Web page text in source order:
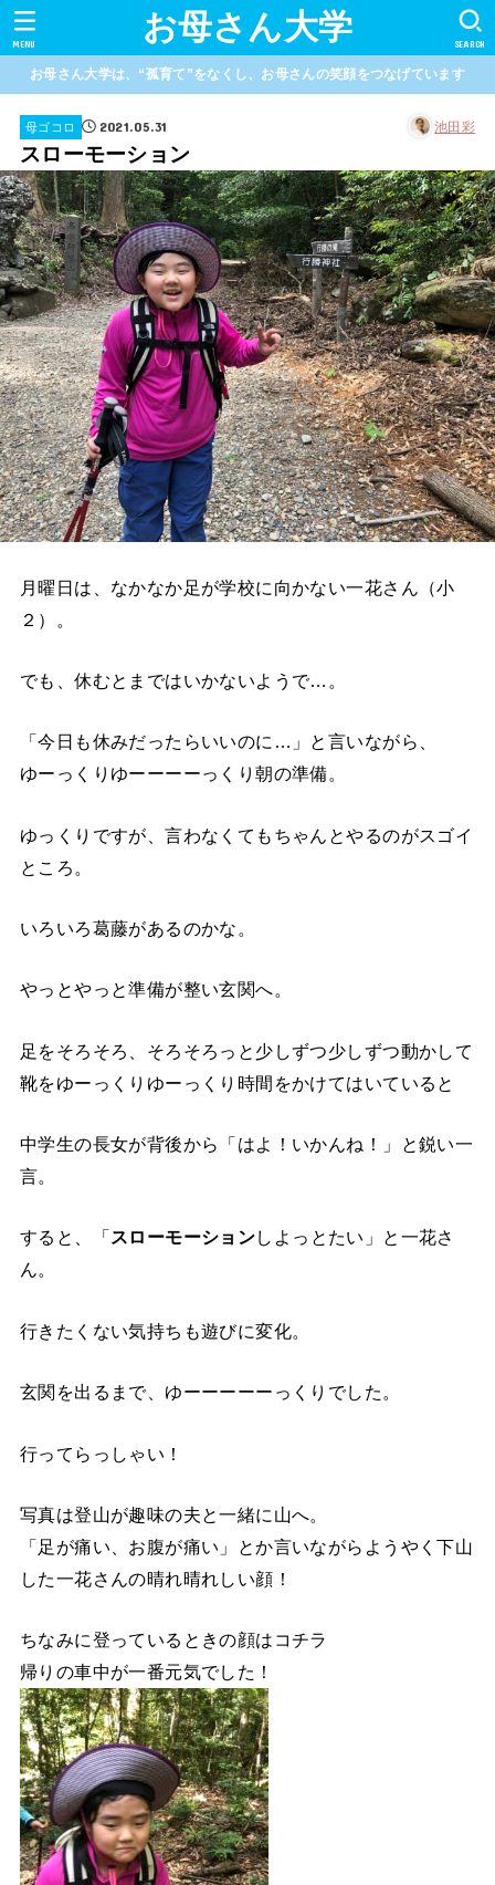
お母さん大学 SEARCH
MENU
お母さん大学は、“孤育て”をなくし、お母さんの笑顔をつなげています
母ゴコロ 2021.05.31 池田彩
スローモーション
月曜日は、なかなか足が学校に向かない一花さん（小
２）。
でも、休むとまではいかないようで…。
「今日も休みだったらいいのに…」と言いながら、
ゆーっくりゆーーーーっくり朝の準備。
ゆっくりですが、言わなくてもちゃんとやるのがスゴイ
ところ。
いろいろ葛藤があるのかな。
やっとやっと準備が整い玄関へ。
足をそろそろ、そろそろっと少しずつ少しずつ動かして
靴をゆーっくりゆーっくり時間をかけてはいていると
中学生の長女が背後から「はよ！いかんね！」と鋭い一
言。
すると、「 スローモーションしよっとたい」と一花さ
ん。
行きたくない気持ちも遊びに変化。
玄関を出るまで、ゆーーーーーっくりでした。
行ってらっしゃい！
写真は登山が趣味の夫と一緒に山へ。
「足が痛い、お腹が痛い」とか言いながらようやく下山
した一花さんの晴れ晴れしい顔！
ちなみに登っているときの顔はコチラ
帰りの車中が一番元気でした！